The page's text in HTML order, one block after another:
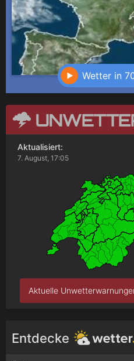
Wetter in
Aktualisiert:
7. August, 17:05
Aktuelle
Entdecke